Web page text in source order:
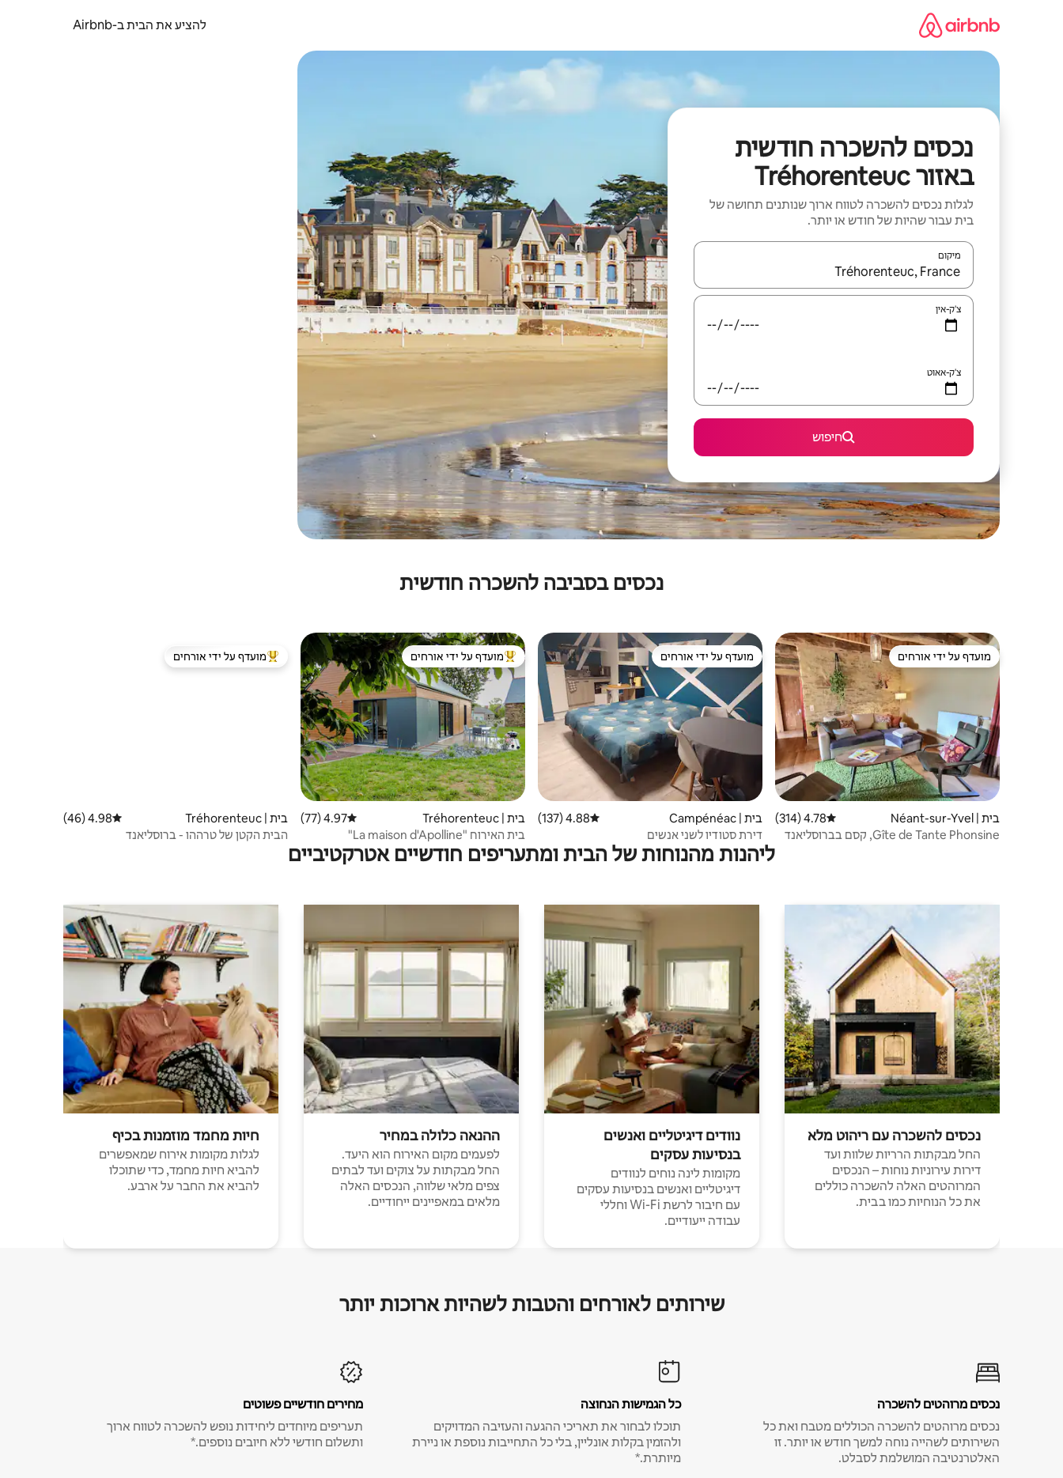
להציע את הבית ב-Airbnb
נכסים להשכרה חודשית
באזור Tréhorenteuc
לגלות נכסים להשכרה לטווח ארוך שנותנים תחושה של
בית עבור שהיות של חודש או יותר.
מיקום
כאשר התוצאות יהיו זמינות, יש לנווט עם מקשי החיצים למעלה ולמטה או לעיין בעזרת תנועות מגע או החלקה.
צ'ק-אין
צ'ק-אאוט
חיפוש
נכסים בסביבה להשכרה חודשית
מועדף על ידי אורחים
מועדף על ידי אורחים
בית | Néant-sur-Yvel דירוג ממוצע של 4.78 מתוך 5, 314 ביקורות
4.78 (314)
Gîte de Tante Phonsine, קסם בברוסליאנד
מועדף על ידי אורחים
מועדף על ידי אורחים
בית | Campénéac דירוג ממוצע של 4.88 מתוך 5, 137 ביקורות
4.88 (137)
דירת סטודיו לשני אנשים
מוביל בקרב נכסים מועדפים על ידי אורחים
מועדף על ידי אורחים
בית | Tréhorenteuc דירוג ממוצע של 4.97 מתוך 5, 77 ביקורות
4.97 (77)
בית האירוח "La maison d'Apolline"
מוביל בקרב נכסים מועדפים על ידי אורחים
מועדף על ידי אורחים
בית | Tréhorenteuc דירוג ממוצע של 4.98 מתוך 5, 46 ביקורות
4.98 (46)
הבית הקטן של טרההו - ברוסליאנד
ליהנות מהנוחות של הבית ומתעריפים חודשיים אטרקטיביים
נכסים להשכרה עם ריהוט מלא
החל מבקתות הרריות שלוות ועד
דירות עירוניות נוחות – הנכסים
המרוהטים האלה להשכרה כוללים
את כל הנוחיות כמו בבית.
נוודים דיגיטליים ואנשים
בנסיעות עסקים
מקומות לינה נוחים לנוודים
דיגיטליים ואנשים בנסיעות עסקים
עם חיבור לרשת Wi-Fi וחללי
עבודה ייעודיים.
ההנאה כלולה במחיר
לפעמים מקום האירוח הוא היעד.
החל מבקתות על צוקים ועד לבתים
צפים מלאי שלווה, הנכסים האלה
מלאים במאפיינים ייחודיים.
חיות מחמד מוזמנות בכיף
לגלות מקומות אירוח שמאפשרים
להביא חיות מחמד, כדי שתוכלו
להביא את החבר על ארבע.
שירותים לאורחים והטבות לשהיות ארוכות יותר
נכסים מרוהטים להשכרה
נכסים מרוהטים להשכרה הכוללים מטבח ואת כל
השירותים לשהייה נוחה למשך חודש או יותר. זו
האלטרנטיבה המושלמת לסבלט.
כל הגמישות הנחוצה
תוכלו לבחור את תאריכי ההגעה והעזיבה המדויקים
ולהזמין בקלות אונליין, בלי כל התחייבות נוספת או ניירת
מיותרת.*
מחירים חודשיים פשוטים
תעריפים מיוחדים ליחידות נופש להשכרה לטווח ארוך
ותשלום חודשי ללא חיובים נוספים.*